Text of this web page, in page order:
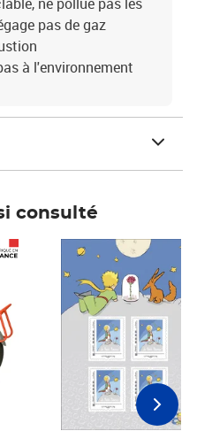
pas de gaz
à l'environnement
consulté
Prix 7,50€